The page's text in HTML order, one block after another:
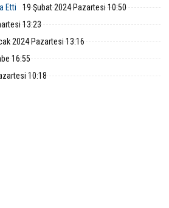
Etti
19 Şubat 2024 Pazartesi 10:50
13:23
2024 Pazartesi 13:16
16:55
10:18